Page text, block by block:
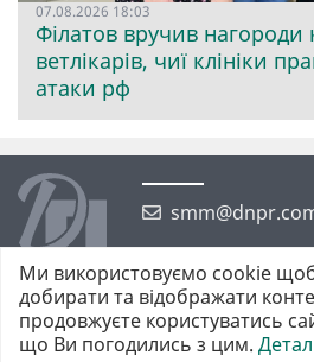
07.08.2026 18:03
Філатов вручив
ветлікарів, чиї клініки
атаки рф
©2026 https://dnpr.com.ua Дніпровська
Ми використовуємо cookie
добирати та відображати
продовжуєте користуватись
що Ви погодились з цим.